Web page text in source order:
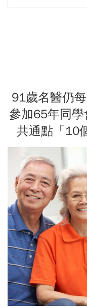
91歲名醫仍
參加65年同
共通點「10